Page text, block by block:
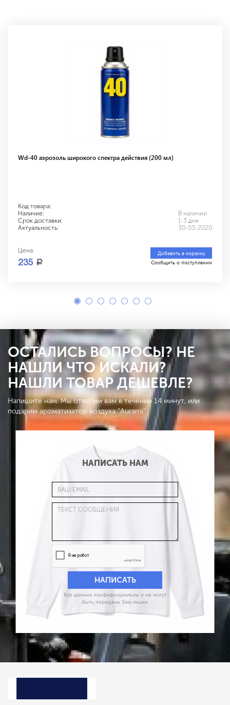
Wd-40 аэрозоль широкого спектра действия (200 мл)
Код товара:
Наличие:
В наличии
Срок доставки:
1-3 дня
Актуальность:
30-03-2020
Цена:
235 a
Добавить в корзину
Сообщить о поступлении
ОСТАЛИСЬ ВОПРОСЫ? НЕ
НАШЛИ ЧТО ИСКАЛИ?
НАШЛИ ТОВАР ДЕШЕВЛЕ?
Напишите нам. Мы ответим вам в течении 14 минут, или
подарим ароматизатор воздуха “Aurami”
НАПИСАТЬ НАМ
Все данные конфиденциальны и не могут
быть переданы 3им лицам